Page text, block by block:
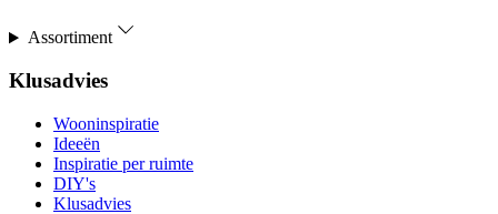
Assortiment
Klusadvies
Wooninspiratie
Ideeën
Inspiratie per ruimte
DIY's
Klusadvies